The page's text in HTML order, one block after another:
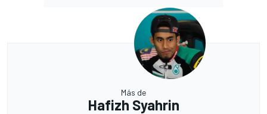
Más de
Hafizh Syahrin